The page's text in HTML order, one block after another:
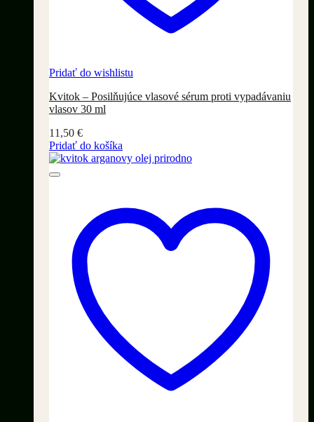
Pridať do wishlistu
Kvitok – Posilňujúce vlasové sérum proti vypadávaniu
vlasov 30 ml
11,50 €
Pridať do košíka